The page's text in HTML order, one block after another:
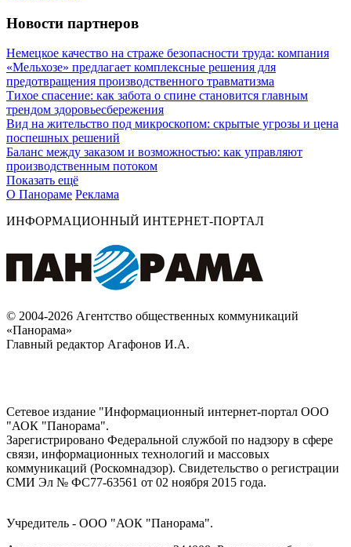
Новости партнеров
Немецкое качество на страже безопасности труда: компания
«Мельхозе» предлагает комплексные решения для
предотвращения производственного травматизма
Тихое спасение: как забота о спине становится главным
трендом здоровьесбережения
Вид на жительство под микроскопом: скрытые угрозы и цена
поспешных решений
Баланс между заказом и возможностью: как управляют
производственным потоком
Показать ещё
О Панораме Реклама
ИНФОРМАЦИОННЫЙ ИНТЕРНЕТ-ПОРТАЛ
© 2004-2026 Агентство общественных коммуникаций
«Панорама»
Главный редактор Агафонов И.А.
Сетевое издание "Информационный интернет-портал ООО
"АОК "Панорама".
Зарегистрировано Федеральной службой по надзору в сфере
связи, информационных технологий и массовых
коммуникаций (Роскомнадзор). Cвидетельство о регистрации
СМИ Эл № ФС77-63561 от 02 ноября 2015 года.
Учредитель - ООО "АОК "Панорама".